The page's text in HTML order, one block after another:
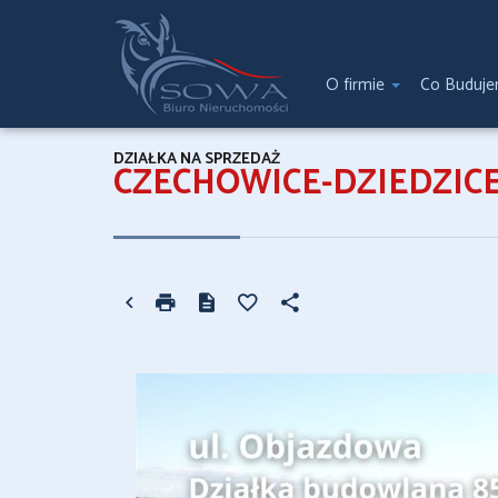
O firmie Co
CZECHOWICE-
DZIAŁKA NA SPRZEDAŻ